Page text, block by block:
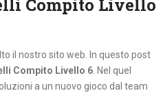
Compito Livello
il nostro sito web. In questo post
Compito Livello 6. Nel quel
a un nuovo gioco dal team